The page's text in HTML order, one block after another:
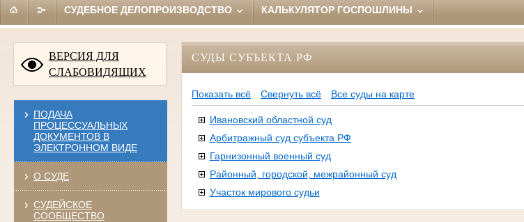
СУДЕБНОЕ ДЕЛОПРОИЗВОДСТВО КАЛЬКУЛЯТОР ГОСПОШЛИНЫ
ВЕРСИЯ ДЛЯ
СЛАБОВИДЯЩИХ
ПОДАЧА
ПРОЦЕССУАЛЬНЫХ
ДОКУМЕНТОВ В
ЭЛЕКТРОННОМ ВИДЕ
О СУДЕ
СУДЕЙСКОЕ
СООБЩЕСТВО
СУДЫ СУБЪЕКТА РФ
Показать всё Свернуть всё Все суды на карте
Ивановский областной суд
Арбитражный суд субъекта РФ
Гарнизонный военный суд
Районный, городской, межрайонный суд
Участок мирового судьи